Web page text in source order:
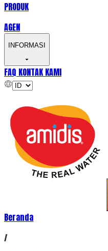
PRODUK
AGEN
INFORMASI
FAQ KONTAK KAMI
Beranda
/